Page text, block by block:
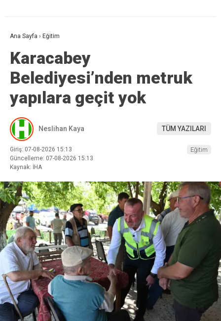
Ana Sayfa › Eğitim
Karacabey
Belediyesi’nden metruk
yapılara geçit yok
Neslihan Kaya TÜM YAZILARI
Giriş: 07-08-2026 15:13
Güncelleme: 07-08-2026 15:13
Kaynak: İHA
Eğitim